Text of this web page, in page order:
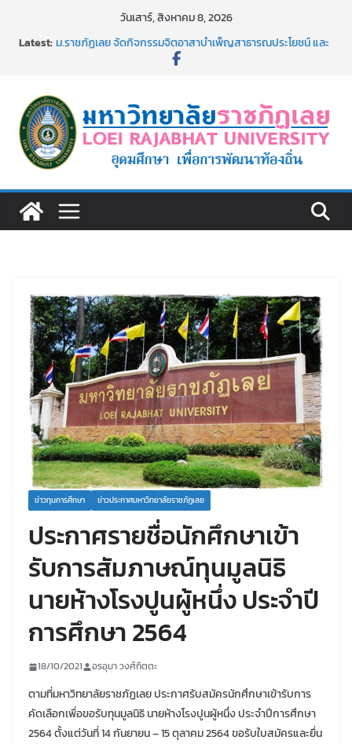
วันเสาร์, สิงหาคม 8, 2026
Latest:ม.ราชภัฏเลย จัดกิจกรรมจิตอาสาบำเพ็ญสาธารณประโยชน์ และ
เงินรายได้
ม.ราชภัฏเลย จัดมหกรรมวิชาการ เปิดบ้าน LRU ครั้งที่ 4 เปิดให้
นักเรียนมัธยมปลายค้นหาสาขาวิชาในฝัน สู่อนาคตที่ใช่
อธิการบดี มรภ.เลย ร่วมประชุมชี้แจงกับคณะอนุกรรมาธิการ
ประจำปีงบประมาณ พ.ศ. 2570
๑,๙๗๒ ชุด โดยวิธีเฉพาะเจาะจง
ข่าวทุนการศึกษา ข่าวประกาศมหาวิทยาลัยราชภัฏเลย
ประกาศรายชื่อนักศึกษาเข้า
รับการสัมภาษณ์ทุนมูลนิธิ
นายห้างโรงปูนผู้หนึ่ง ประจำปี
การศึกษา 2564
18/10/2021 อรอุมา วงศ์กิตตะ
ตามที่มหาวิทยาลัยราชภัฏเลย ประกาศรับสมัครนักศึกษาเข้ารับการ
คัดเลือกเพื่อขอรับทุนมูลนิธิ นายห้างโรงปูนผู้หนึ่ง ประจำปีการศึกษา
2564 ตั้งแต่วันที่ 14 กันยายน – 15 ตุลาคม 2564 ขอรับใบสมัครและยื่น